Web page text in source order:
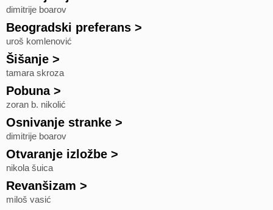
dimitrije boarov
Beogradski preferans >
uroš komlenović
Šišanje >
tamara skroza
Pobuna>
zoran b. nikolić
Osnivanje stranke >
dimitrije boarov
Otvaranje izložbe >
nikola šuica
Revanšizam >
miloš vasić